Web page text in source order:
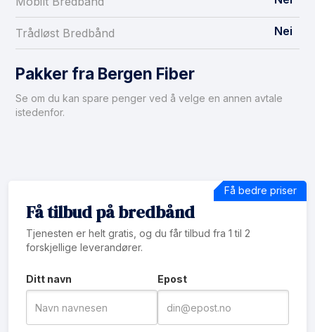
Trådløst Bredbånd Nei
Pakker fra Bergen Fiber
Se om du kan spare penger ved å velge en annen avtale
istedenfor.
Få tilbud på bredbånd
Tjenesten er helt gratis, og du får tilbud fra 1 til 2
forskjellige leverandører.
Ditt navn Epost
Få bedre priser